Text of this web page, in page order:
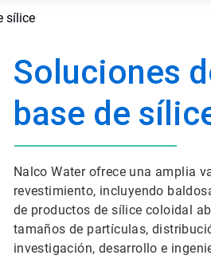
sílice
Soluciones
base de
Nalco Water ofrece una amplia
revestimiento, incluyendo
de productos de sílice coloidal
tamaños de partículas,
investigación, desarrollo e